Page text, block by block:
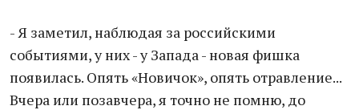
- Я заметил, наблюдая за российскими
событиями, у них - у Запада - новая фишка
появилась. Опять «Новичок», опять отравление...
Вчера или позавчера, я точно не помню, до